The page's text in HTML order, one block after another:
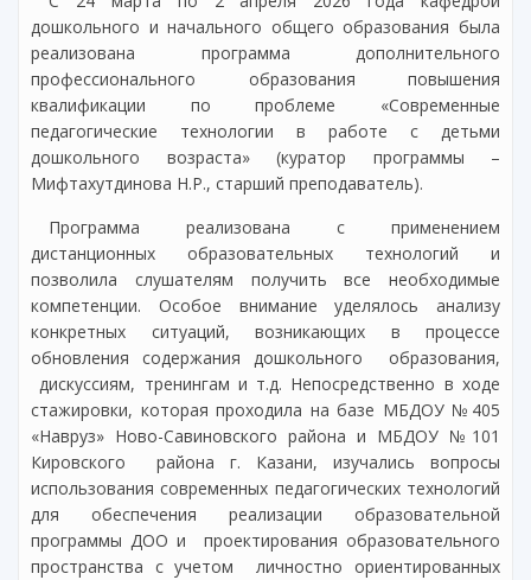
дошкольного и начального общего образования была
реализована программа дополнительного
профессионального образования повышения
квалификации по проблеме «Современные
педагогические технологии в работе с детьми
дошкольного возраста» (куратор программы –
Мифтахутдинова Н.Р., старший преподаватель).
Программа реализована с применением
дистанционных образовательных технологий и
позволила слушателям получить все необходимые
компетенции. Особое внимание уделялось анализу
конкретных ситуаций, возникающих в процессе
обновления содержания дошкольного образования,
дискуссиям, тренингам и т.д. Непосредственно в ходе
стажировки, которая проходила на базе МБДОУ №405
«Навруз» Ново-Савиновского района и МБДОУ №101
Кировского района г. Казани, изучались вопросы
использования современных педагогических технологий
для обеспечения реализации образовательной
программы ДОО и проектирования образовательного
пространства с учетом личностно ориентированных